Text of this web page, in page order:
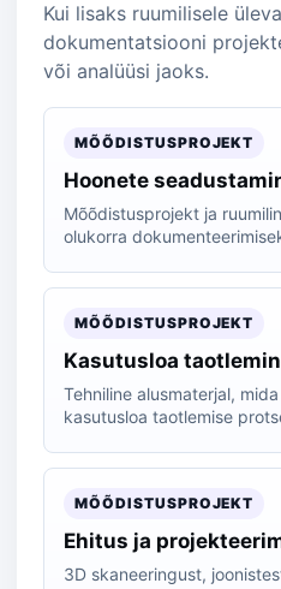
Kui lisaks ruumilisele
dokumentatsiooni
või analüüsi jaoks.
MÕÕDISTUSPROJEKT
Hoonete
Mõõdistusprojekt ja
olukorra
MÕÕDISTUSPROJEKT
Kasutusloa
Tehniline alusmaterjal,
kasutusloa taotlemise
MÕÕDISTUSPROJEKT
Ehitus ja
3D skaneeringust,